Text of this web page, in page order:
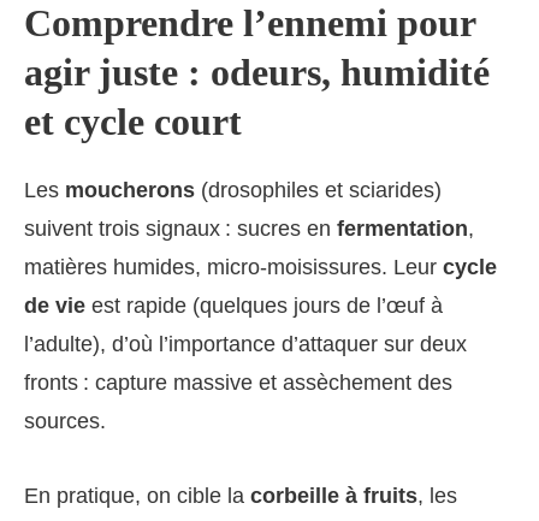
Comprendre l’ennemi pour
agir juste : odeurs, humidité
et cycle court
Les moucherons (drosophiles et sciarides)
suivent trois signaux : sucres en fermentation,
matières humides, micro-moisissures. Leur cycle
de vie est rapide (quelques jours de l’œuf à
l’adulte), d’où l’importance d’attaquer sur deux
fronts : capture massive et assèchement des
sources.
En pratique, on cible la corbeille à fruits, les